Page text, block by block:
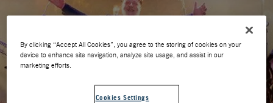
By clicking “Accept All Cookies”, you agree to the storing of cookies on your
device to enhance site navigation, analyze site usage, and assist in our
marketing efforts.
Cookies Settings